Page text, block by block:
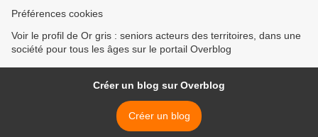
Préférences cookies
Voir le profil de Or gris : seniors acteurs des territoires, dans une
société pour tous les âges sur le portail Overblog
Créer un blog sur Overblog
Créer un blog